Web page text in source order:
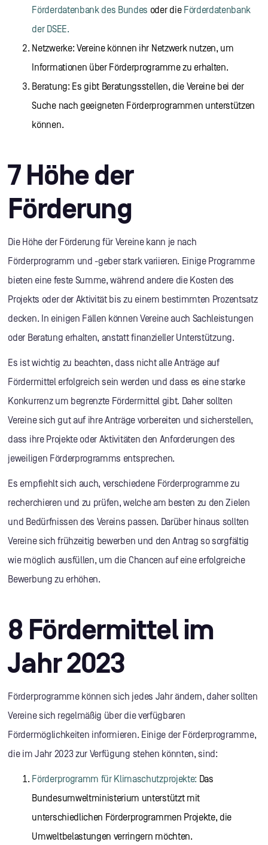
Förderdatenbank des Bundes oder die Förderdatenbank
der DSEE.
Netzwerke: Vereine können ihr Netzwerk nutzen, um
Informationen über Förderprogramme zu erhalten.
Beratung: Es gibt Beratungsstellen, die Vereine bei der
Suche nach geeigneten Förderprogrammen unterstützen
können.
7 Höhe der
Förderung
Die Höhe der Förderung für Vereine kann je nach
Förderprogramm und -geber stark variieren. Einige Programme
bieten eine feste Summe, während andere die Kosten des
Projekts oder der Aktivität bis zu einem bestimmten Prozentsatz
decken. In einigen Fällen können Vereine auch Sachleistungen
oder Beratung erhalten, anstatt finanzieller Unterstützung.
Es ist wichtig zu beachten, dass nicht alle Anträge auf
Fördermittel erfolgreich sein werden und dass es eine starke
Konkurrenz um begrenzte Fördermittel gibt. Daher sollten
Vereine sich gut auf ihre Anträge vorbereiten und sicherstellen,
dass ihre Projekte oder Aktivitäten den Anforderungen des
jeweiligen Förderprogramms entsprechen.
Es empfiehlt sich auch, verschiedene Förderprogramme zu
recherchieren und zu prüfen, welche am besten zu den Zielen
und Bedürfnissen des Vereins passen. Darüber hinaus sollten
Vereine sich frühzeitig bewerben und den Antrag so sorgfältig
wie möglich ausfüllen, um die Chancen auf eine erfolgreiche
Bewerbung zu erhöhen.
8 Fördermittel im
Jahr 2023
Förderprogramme können sich jedes Jahr ändern, daher sollten
Vereine sich regelmäßig über die verfügbaren
Fördermöglichkeiten informieren. Einige der Förderprogramme,
die im Jahr 2023 zur Verfügung stehen könnten, sind:
Förderprogramm für Klimaschutzprojekte: Das
Bundesumweltministerium unterstützt mit
unterschiedlichen Förderprogrammen Projekte, die
Umweltbelastungen verringern möchten.